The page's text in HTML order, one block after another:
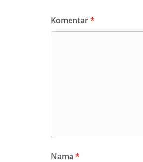
Komentar*
Nama *